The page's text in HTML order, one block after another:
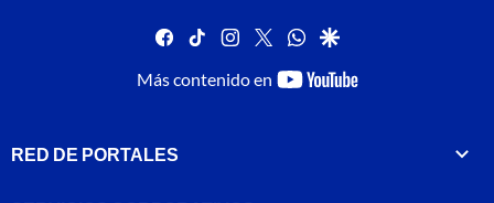
facebook
tiktok instagram
twitterwhatsapp
google
Más contenido en
youtube-
RED DE PORTALES